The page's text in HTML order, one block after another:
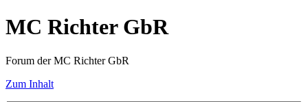
MC Richter GbR
Forum der MC Richter GbR
Zum Inhalt